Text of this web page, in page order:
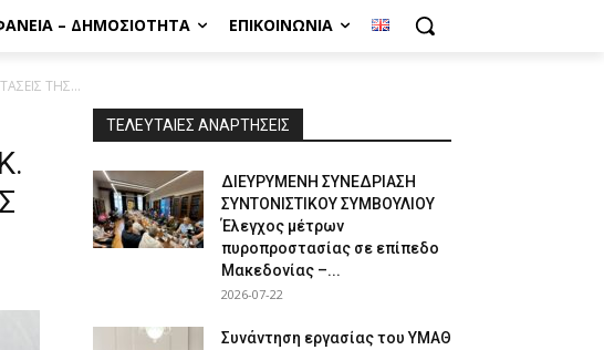
– ΔΗΜΟΣΙΌΤΗΤΑ ΕΠΙΚΟΙΝΩΝΊΑ
ΤΗΣ...
ΤΕΛΕΥΤΑΙΕΣ ΑΝΑΡΤΗΣΕΙΣ
ΔΙΕΥΡΥΜΕΝΗ ΣΥΝΕΔΡΙΑΣΗ
ΣΥΝΤΟΝΙΣΤΙΚΟΥ ΣΥΜΒΟΥΛΙΟΥ
Έλεγχος μέτρων
πυροπροστασίας σε επίπεδο
Μακεδονίας –...
2026-07-22
Συνάντηση εργασίας του ΥΜΑΘ